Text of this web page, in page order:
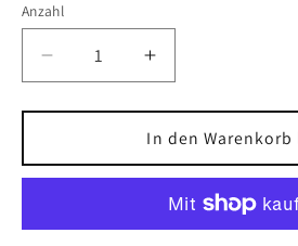
Anzahl
Verringere
die
Menge
1x
INA
Nadel-
Erhöhe
die
Menge
für
1x
INA
NKIA5909
Nadel-
In den Warenkorb